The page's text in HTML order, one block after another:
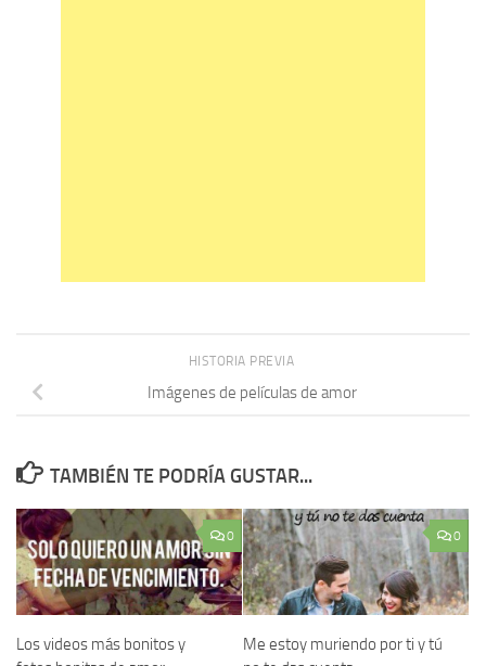
HISTORIA PREVIA
Imágenes de películas de amor
TAMBIÉN TE PODRÍA GUSTAR...
0
Los videos más bonitos y
0
Me estoy muriendo por ti y tú